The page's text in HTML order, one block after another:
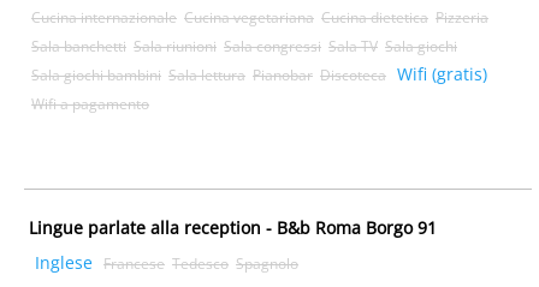
Cucina internazionale Cucina vegetariana Cucina dietetica Pizzeria
Sala banchetti Sala riunioni Sala congressi Sala TV Sala giochi
Sala giochi bambini Sala lettura Pianobar Discoteca Wifi (gratis)
Wifi a pagamento
Lingue parlate alla reception - B&b Roma Borgo 91
Inglese Francese Tedesco Spagnolo